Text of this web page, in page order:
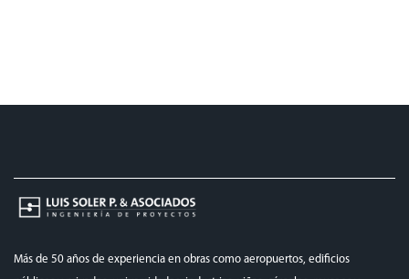
Más de 50 años de experiencia en obras como aeropuertos, edificios